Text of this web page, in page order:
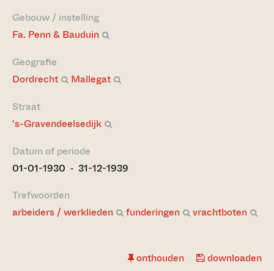
Gebouw / instelling
Fa. Penn & Bauduin
Geografie
Dordrecht
Mallegat
Straat
's-Gravendeelsedijk
Datum of periode
01-01-1930 ‐ 31-12-1939
Trefwoorden
arbeiders / werklieden
funderingen vrachtboten
onthouden downloaden